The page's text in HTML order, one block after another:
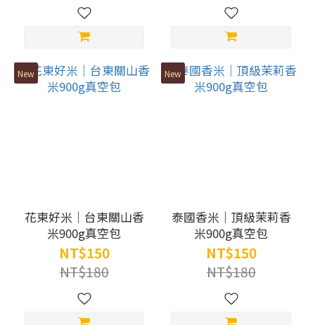
New
花東好米｜台東關山香
米900g真空包
NT$150
NT$180
New
泰國香米｜頂級茉莉香
米900g真空包
NT$150
NT$180